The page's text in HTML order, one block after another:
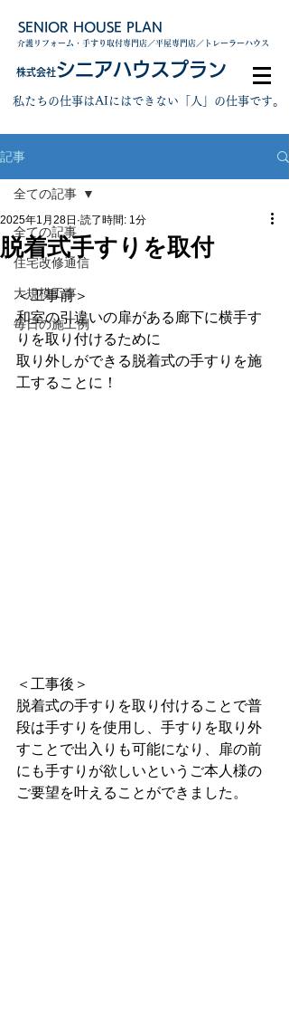
SENIOR HOUSE PLAN
介護リフォーム・手すり取付専門店／平屋専門店／トレーラーハウス
株式会社シニアハウスプラン
私たちの仕事はAIにはできない「人」の仕事です。
記事
全ての記事
住宅改修通信
大規模工事
毎日の施工例
全ての記事
脱着式手すりを取付
2025年1月28日 読了時間: 1分
＜工事前＞
和室の引違いの扉がある廊下に横手す
りを取り付けるために
取り外しができる脱着式の手すりを施
工することに！
＜工事後＞
脱着式の手すりを取り付けることで普
段は手すりを使用し、手すりを取り外
すことで出入りも可能になり、扉の前
にも手すりが欲しいというご本人様の
ご要望を叶えることができました。